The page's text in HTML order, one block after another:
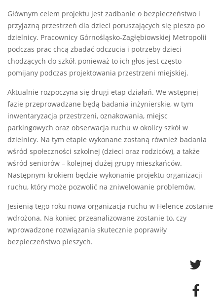
Głównym celem projektu jest zadbanie o bezpieczeństwo i
przyjazną przestrzeń dla dzieci poruszających się pieszo po
dzielnicy. Pracownicy Górnośląsko-Zagłębiowskiej Metropolii
podczas prac chcą zbadać odczucia i potrzeby dzieci
chodzących do szkół, ponieważ to ich głos jest często
pomijany podczas projektowania przestrzeni miejskiej.
Aktualnie rozpoczyna się drugi etap działań. We wstępnej
fazie przeprowadzane będą badania inżynierskie, w tym
inwentaryzacja przestrzeni, oznakowania, miejsc
parkingowych oraz obserwacja ruchu w okolicy szkół w
dzielnicy. Na tym etapie wykonane zostaną również badania
wśród społeczności szkolnej (dzieci oraz rodziców), a także
wśród seniorów – kolejnej dużej grupy mieszkańców.
Następnym krokiem będzie wykonanie projektu organizacji
ruchu, który może pozwolić na zniwelowanie problemów.
Jesienią tego roku nowa organizacja ruchu w Helence zostanie
wdrożona. Na koniec przeanalizowane zostanie to, czy
wprowadzone rozwiązania skutecznie poprawiły
bezpieczeństwo pieszych.